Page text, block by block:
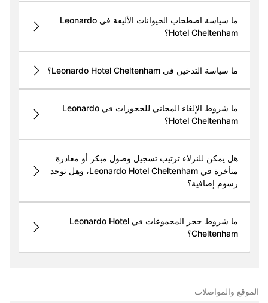
ما سياسة اصطحاب الحيوانات الأليفة في Leonardo
Hotel Cheltenham؟
ما سياسة التدخين في Leonardo Hotel Cheltenham؟
ما شروط الإلغاء المجاني للحجوزات في Leonardo
Hotel Cheltenham؟
هل يمكن للنزلاء ترتيب تسجيل وصول مبكر أو مغادرة
متأخرة في Leonardo Hotel Cheltenham، وهل توجد
رسوم إضافية؟
ما شروط حجز المجموعات في Leonardo Hotel
Cheltenham؟
الموقع والمواصلات